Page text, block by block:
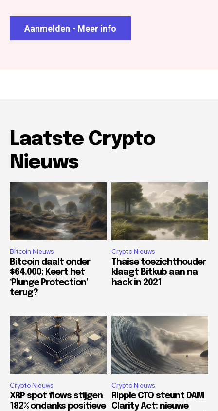
Aanmelden - Meer info
Laatste Crypto
Nieuws
Bitcoin Nieuws
Bitcoin daalt onder
$64.000: Keert het
‘Plunge Protection’
terug?
Crypto Nieuws
Thaise toezichthouder
klaagt Bitkub aan na
hack in 2021
Crypto Nieuws
XRP spot flows stijgen
182% ondanks positieve
Crypto Nieuws
Ripple CTO steunt DAM
Clarity Act: nieuwe